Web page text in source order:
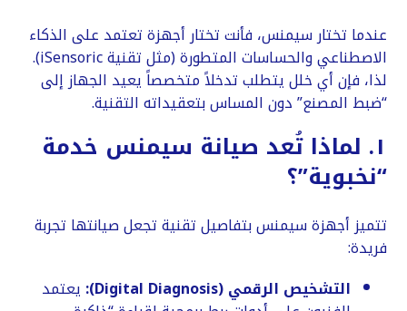
​عندما تختار سيمنس، فأنت تختار أجهزة تعتمد على الذكاء
الاصطناعي والحساسات المتطورة (مثل تقنية iSensoric).
لذا، فإن أي خلل يتطلب تدخلاً متخصصاً يعيد الجهاز إلى
“ضبط المصنع” دون المساس بتعقيداته التقنية.
​١. لماذا تُعد صيانة سيمنس خدمة
“نخبوية”؟
​تتميز أجهزة سيمنس بتفاصيل تقنية تجعل صيانتها تجربة
فريدة:
التشخيص الرقمي (Digital Diagnosis):
يعتمد